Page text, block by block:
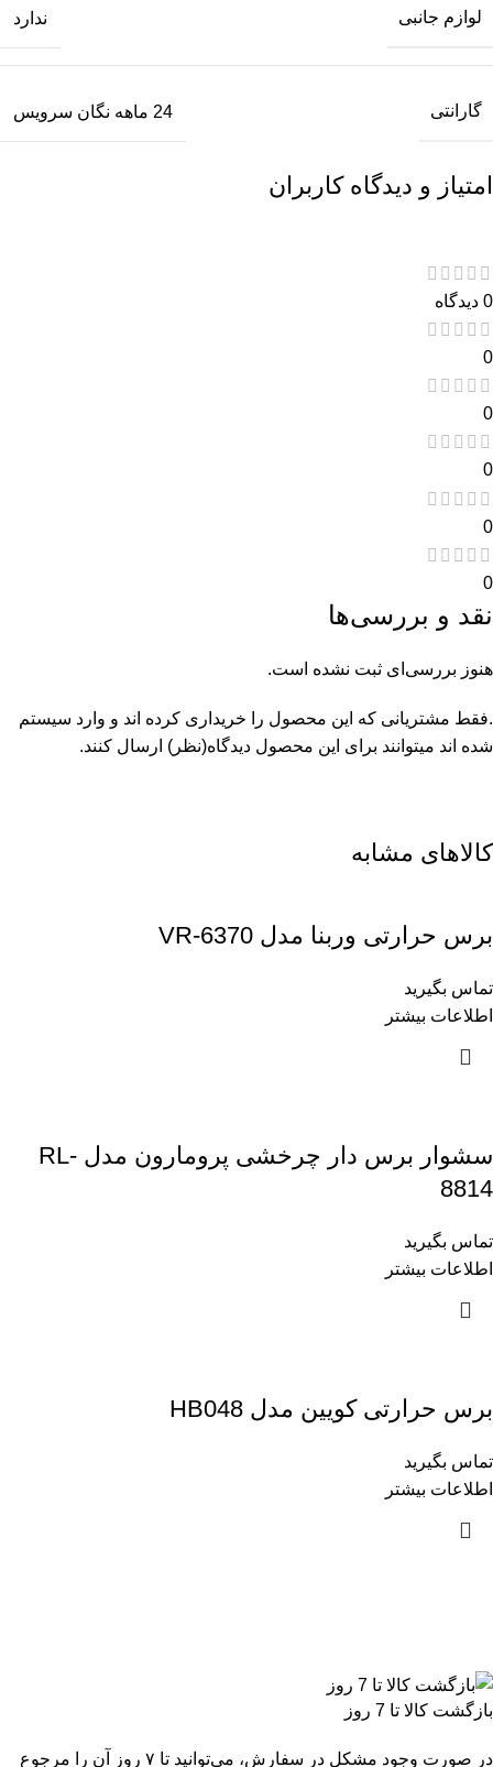
لوازم جانبی ندارد
گارانتی 24 ماهه نگان سرویس
امتیاز و دیدگاه کاربران
0 دیدگاه
0
0
0
0
0
نقد و بررسی‌ها
هنوز بررسی‌ای ثبت نشده است.
.فقط مشتریانی که این محصول را خریداری کرده اند و وارد سیستم
شده اند میتوانند برای این محصول دیدگاه(نظر) ارسال کنند.
کالاهای مشابه
برس حرارتی وربنا مدل VR-6370
تماس بگیرید
اطلاعات بیشتر
سشوار برس دار چرخشی پرومارون مدل RL-
8814
تماس بگیرید
اطلاعات بیشتر
برس حرارتی کویین مدل HB048
تماس بگیرید
اطلاعات بیشتر
بازگشت کالا تا 7 روز
در صورت وجود مشکل در سفارش، می‌توانید تا ۷ روز آن را مرجوع